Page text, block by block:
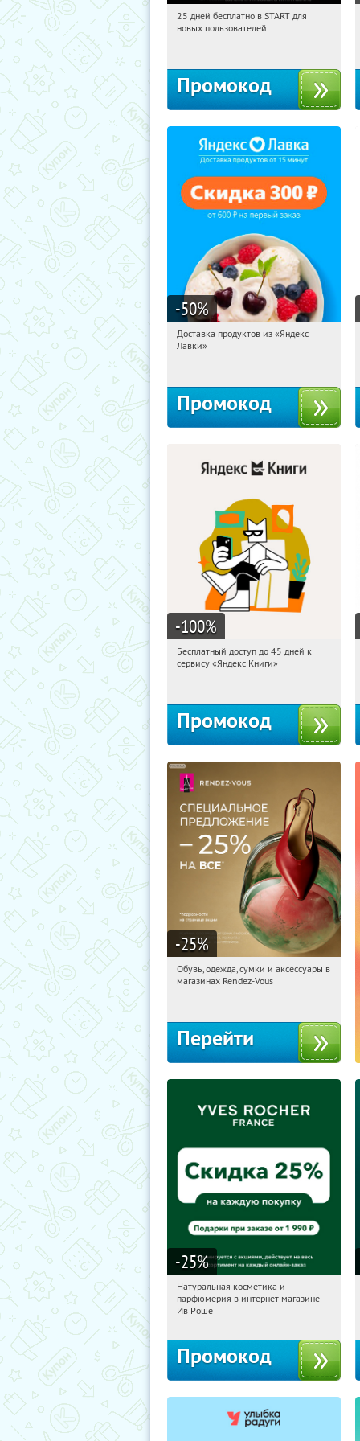
06:21:26
Получи первым!
25 дней бесплатно в START для
новых пользователей
Промокод
-50%
06:21:26 Получили:
Доставка продуктов из «Яндекс
Лавки»
Промокод
-100%
06:21:26
Получи первым!
Бесплатный доступ до 45 дней к
сервису «Яндекс Книги»
Промокод
-25%
06:21:26 Получили: 3
Обувь, одежда, сумки и аксессуары в
магазинах Rendez-Vous
Перейти
-25%
06:21:26 Получили:
Россия
Натуральная косметика и
парфюмерия в интернет-магазине
Ив Роше
Промокод